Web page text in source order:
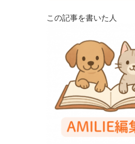
この記事を書いた人